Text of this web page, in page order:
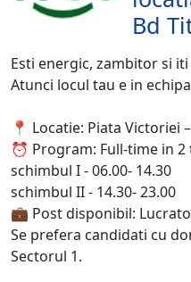
Bd
Esti energic, zambitor si
Atunci locul tau e in
📍 Locatie: Piata Victoriei
⏰ Program: Full-time in 2
schimbul I - 06.00- 14.30
schimbul II - 14.30- 23.00
💼 Post disponibil:
Se prefera candidati cu
Sectorul 1.